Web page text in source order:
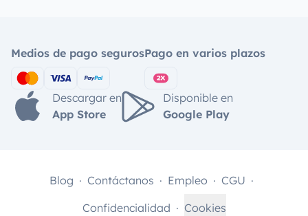
Medios de pago segurosPago en varios plazos
Descargar en
App Store
Disponible en
Google Play
Blog Contáctanos Empleo
CGU
Confidencialidad
Cookies